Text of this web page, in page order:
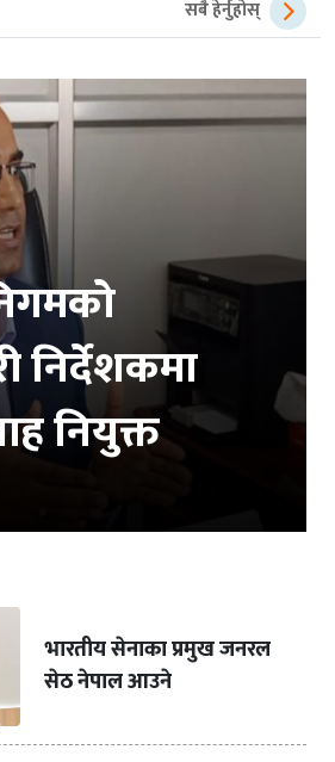
सबै हेर्नुहोस्
निर्देशकमा
नियुक्त
भारतीय सेनाका प्रमुख जनरल
सेठ नेपाल आउने